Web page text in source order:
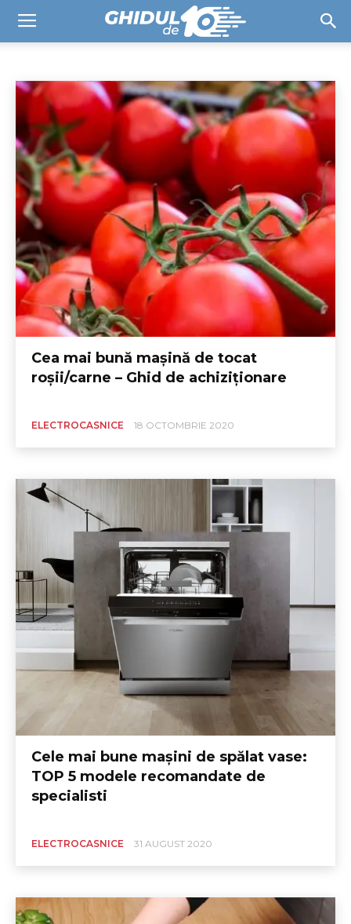
UTILE ÎN BUCĂTĂRIE
Cea mai bună maşină de tocat
roşii/carne – Ghid de achiziționare
ELECTROCASNICE 18 OCTOMBRIE 2020
Cele mai bune mașini de spălat vase:
TOP 5 modele recomandate de
specialisti
ELECTROCASNICE 31 AUGUST 2020